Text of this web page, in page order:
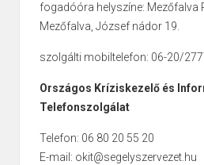
fogadóóra helyszíne: Mezőfalva
Mezőfalva, József nádor 19.
szolgálti mobiltelefon: 06-20/
Országos Kríziskezelő és
Telefonszolgálat
Telefon: 06 80 20 55 20
E-mail: okit@segelyszervezet.hu